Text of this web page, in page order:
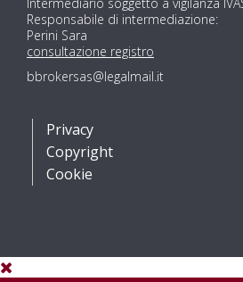
Responsabile di intermediazione:
Perini Sara
consultazione registro
bbrokersas@legalmail.it
Privacy
Copyright
Cookie